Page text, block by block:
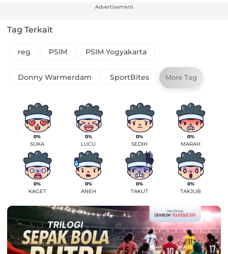
Advertisement
Tag Terkait
reg PSIM PSIM Yogyakarta
Donny Warmerdam SportBites More Tag
0%
SUKA
0%
LUCU
0%
SEDIH
0%
MARAH
0%
KAGET
0%
ANEH
0%
TAKUT
0%
TAKJUB